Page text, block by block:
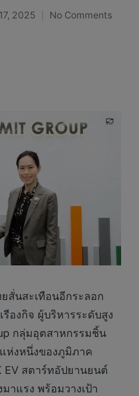
2025 No Comments
สั่นสะเทือนอีกระลอก
องกิจ ผู้บริหารระดับสูง
กลุ่มอุตสาหกรรมชิ้น
ห่งหนึ่งของภูมิภาค
EV สตาร์ทอัปยานยนต์
าแรง พร้อมวางเป้า